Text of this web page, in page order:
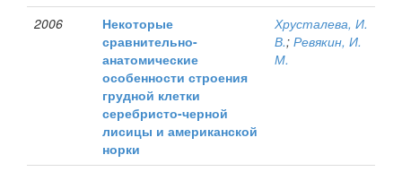
2006
Некоторые
сравнительно-
анатомические
особенности строения
грудной клетки
серебристо-черной
лисицы и американской
норки
Хрусталева, И.
В.; Ревякин, И.
М.